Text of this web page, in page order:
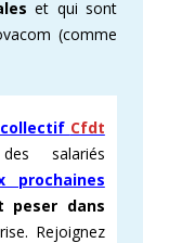
et qui sont
(comme
Cfdt
salariés
prochaines
peser dans
Rejoignez